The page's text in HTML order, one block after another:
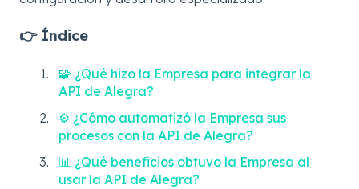
👉 Índice
🧩 ¿Qué hizo la Empresa para integrar la
API de Alegra?
⚙️ ¿Cómo automatizó la Empresa sus
procesos con la API de Alegra?
📊 ¿Qué beneficios obtuvo la Empresa al
usar la API de Alegra?